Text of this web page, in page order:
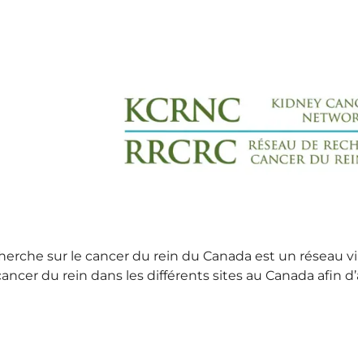
sur le cancer du rein du Canada est un
du rein dans les différents sites au Canada afin